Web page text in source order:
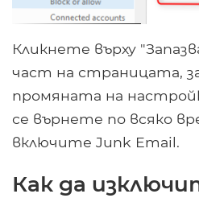
Кликнете върху
част на страницата,
промяната на
се върнете по всяко
включите Junk Email.
Как да